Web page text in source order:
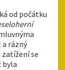
od počátku
rázný
se
byla